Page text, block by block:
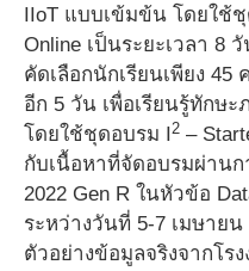
IIoT แบบเข้มข้น โดยใช้
Online เป็นระยะเวลา 8
คัดเลือกนักเรียนเพียง 45
อีก 5 วัน เพื่อเรียนรู้ทักษ
โดยใช้ชุดอบรม I
2 –
กับเนื้อหาที่จัดอบรมผ่านก
2022 Gen R ในหัวข้อ
ระหว่างวันที่ 5-7 เมษาย
ตัวอย่างข้อมูลจริงจากโร